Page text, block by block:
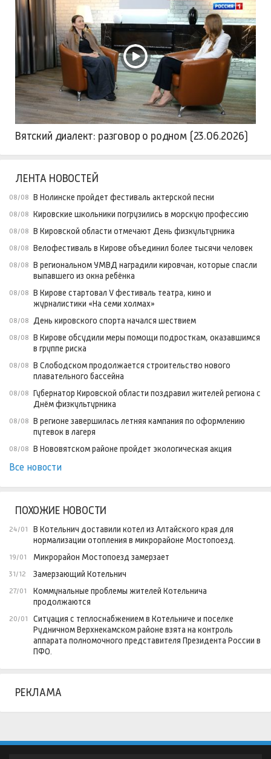
Вятский диалект: разговор о родном (23.06.2026)
ЛЕНТА НОВОСТЕЙ
08/08 В Нолинске пройдет фестиваль актерской песни
08/08 Кировские школьники погрузились в морскую профессию
08/08 В Кировской области отмечают День физкультурника
08/08 Велофестиваль в Кирове объединил более тысячи человек
08/08 В региональном УМВД наградили кировчан, которые спасли
выпавшего из окна ребёнка
08/08 В Кирове стартовал V фестиваль театра, кино и
журналистики «На семи холмах»
08/08 День кировского спорта начался шествием
08/08 В Кирове обсудили меры помощи подросткам, оказавшимся
в группе риска
08/08 В Слободском продолжается строительство нового
плавательного бассейна
08/08 Губернатор Кировской области поздравил жителей региона с
Днём физкультурника
08/08 В регионе завершилась летняя кампания по оформлению
путевок в лагеря
08/08 В Нововятском районе пройдет экологическая акция
Все новости
ПОХОЖИЕ НОВОСТИ
24/01
В Котельнич доставили котел из Алтайского края для
нормализации отопления в микрорайоне Мостопоезд.
19/01 Микрорайон Мостопоезд замерзает
31/12 Замерзающий Котельнич
27/01
Коммунальные проблемы жителей Котельнича
продолжаются
20/01
Ситуация с теплоснабжением в Котельниче и поселке
Рудничном Верхнекамском районе взята на контроль
аппарата полномочного представителя Президента России в
ПФО.
РЕКЛАМА